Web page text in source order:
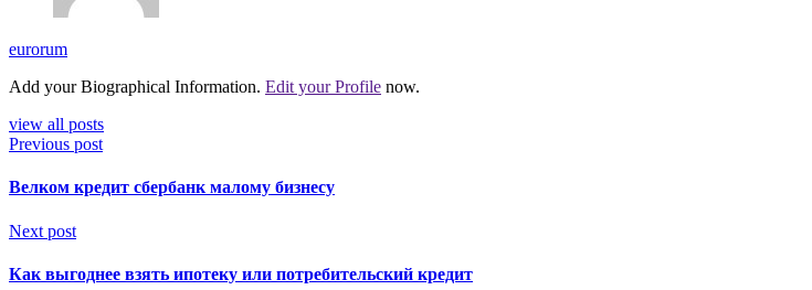
eurorum
Add your Biographical Information. Edit your Profile now.
view all posts
Previous post
Велком кредит сбербанк малому бизнесу
Next post
Как выгоднее взять ипотеку или потребительский кредит